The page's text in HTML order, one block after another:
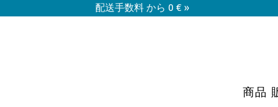
配送手数料 から 0 € »
商品